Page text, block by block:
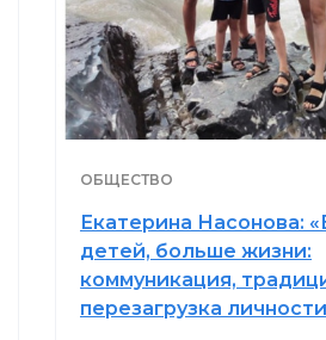
ОБЩЕСТВО
Екатерина Насонова:
детей, больше жизни:
коммуникация,
перезагрузка